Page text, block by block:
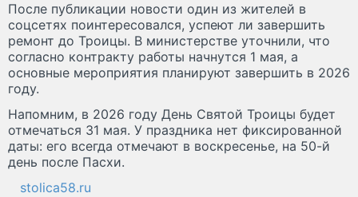
После публикации новости один из жителей в
соцсетях поинтересовался, успеют ли завершить
ремонт до Троицы. В министерстве уточнили, что
согласно контракту работы начнутся 1 мая, а
основные мероприятия планируют завершить в 2026
году.
Напомним, в 2026 году День Святой Троицы будет
отмечаться 31 мая. У праздника нет фиксированной
даты: его всегда отмечают в воскресенье, на 50-й
день после Пасхи.
stolica58.ru